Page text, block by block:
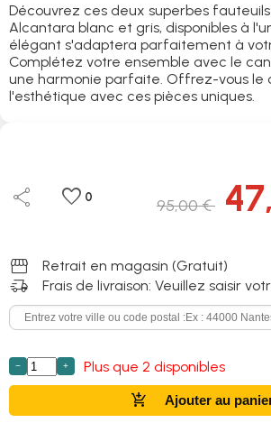
Découvrez ces deux superbes
Alcantara blanc et gris, disponibles à
élégant s'adaptera parfaitement à
Complétez votre ensemble avec le
une harmonie parfaite. Offrez-vous le
l'esthétique avec ces pièces uniques.
share favorite 0 95,00 €
storefront Retrait en magasin (Gratuit)
delivery_truck_speed Frais de livraison: Veuillez saisir
− + Plus que 2 disponibles
add_shopping_cart Ajouter au